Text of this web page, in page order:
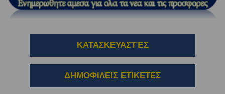
ΚΑΤΑΣΚΕΥΑΣΤΈΣ
ΔΗΜΟΦΙΛΕΙΣ ΕΤΙΚΕΤΕΣ